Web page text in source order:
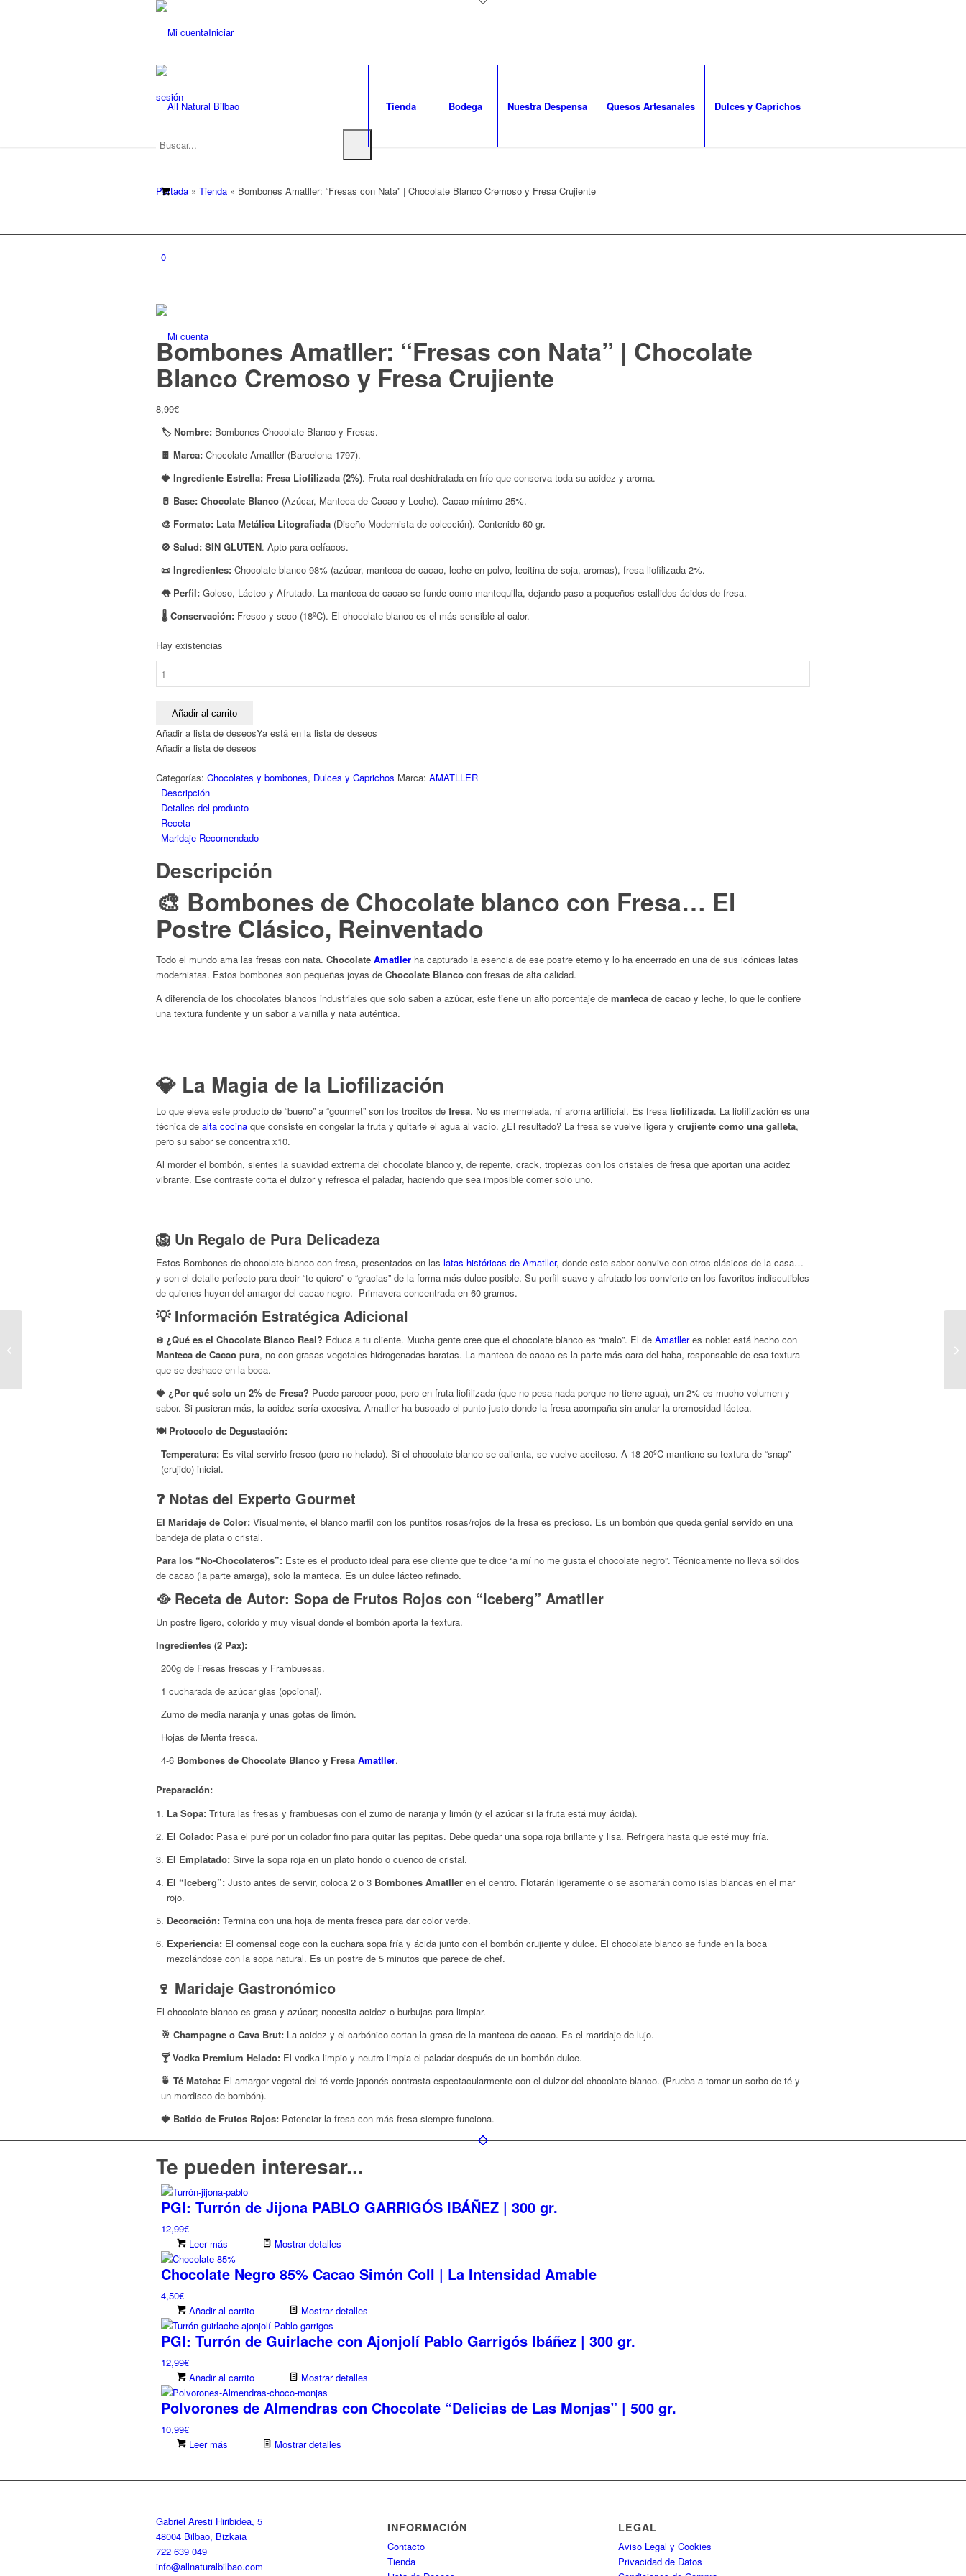
Iniciar
sesión
0
Tienda Bodega Nuestra Despensa Quesos Artesanales Dulces y Caprichos
Portada » Tienda » Bombones Amatller: “Fresas con Nata” | Chocolate Blanco Cremoso y Fresa Crujiente
Bombones Amatller: “Fresas con Nata” | Chocolate
Blanco Cremoso y Fresa Crujiente
8,99€
🏷️ Nombre: Bombones Chocolate Blanco y Fresas.
🍫 Marca: Chocolate Amatller (Barcelona 1797).
🍓 Ingrediente Estrella: Fresa Liofilizada (2%). Fruta real deshidratada en frío que conserva toda su acidez y aroma.
🥛 Base: Chocolate Blanco (Azúcar, Manteca de Cacao y Leche). Cacao mínimo 25%.
🎨 Formato: Lata Metálica Litografiada (Diseño Modernista de colección). Contenido 60 gr.
🚫 Salud: SIN GLUTEN. Apto para celíacos.
📜 Ingredientes: Chocolate blanco 98% (azúcar, manteca de cacao, leche en polvo, lecitina de soja, aromas), fresa liofilizada 2%.
👅 Perfil: Goloso, Lácteo y Afrutado. La manteca de cacao se funde como mantequilla, dejando paso a pequeños estallidos ácidos de fresa.
🌡️ Conservación: Fresco y seco (18ºC). El chocolate blanco es el más sensible al calor.
Hay existencias
Nata"
Blanco
Cremoso
Fresa
Crujiente
Añadir al carrito
Añadir a lista de deseosYa está en la lista de deseos
Añadir a lista de deseos
Categorías: Chocolates y bombones, Dulces y Caprichos Marca: AMATLLER
Descripción
Detalles del producto
Receta
Maridaje Recomendado
Descripción
🎨 Bombones de Chocolate blanco con Fresa… El
Postre Clásico, Reinventado
Todo el mundo ama las fresas con nata. Chocolate Amatller ha capturado la esencia de ese postre eterno y lo ha encerrado en una de sus icónicas latas
modernistas. Estos bombones son pequeñas joyas de Chocolate Blanco con fresas de alta calidad.
A diferencia de los chocolates blancos industriales que solo saben a azúcar, este tiene un alto porcentaje de manteca de cacao y leche, lo que le confiere
una textura fundente y un sabor a vainilla y nata auténtica.
💎 La Magia de la Liofilización
Lo que eleva este producto de “bueno” a “gourmet” son los trocitos de fresa. No es mermelada, ni aroma artificial. Es fresa liofilizada. La liofilización es una
técnica de alta cocina que consiste en congelar la fruta y quitarle el agua al vacío. ¿El resultado? La fresa se vuelve ligera y crujiente como una galleta,
pero su sabor se concentra x10.
Al morder el bombón, sientes la suavidad extrema del chocolate blanco y, de repente, crack, tropiezas con los cristales de fresa que aportan una acidez
vibrante. Ese contraste corta el dulzor y refresca el paladar, haciendo que sea imposible comer solo uno.
🦁 Un Regalo de Pura Delicadeza
Estos Bombones de chocolate blanco con fresa, presentados en las latas históricas de Amatller, donde este sabor convive con otros clásicos de la casa…
y son el detalle perfecto para decir “te quiero” o “gracias” de la forma más dulce posible. Su perfil suave y afrutado los convierte en los favoritos indiscutibles
de quienes huyen del amargor del cacao negro. Primavera concentrada en 60 gramos.
💡 Información Estratégica Adicional
❄️ ¿Qué es el Chocolate Blanco Real? Educa a tu cliente. Mucha gente cree que el chocolate blanco es “malo”. El de Amatlleres noble: está hecho con
Manteca de Cacao pura, no con grasas vegetales hidrogenadas baratas. La manteca de cacao es la parte más cara del haba, responsable de esa textura
que se deshace en la boca.
🍓 ¿Por qué solo un 2% de Fresa? Puede parecer poco, pero en fruta liofilizada (que no pesa nada porque no tiene agua), un 2% es mucho volumen y
sabor. Si pusieran más, la acidez sería excesiva. Amatller ha buscado el punto justo donde la fresa acompaña sin anular la cremosidad láctea.
🍽️ Protocolo de Degustación:
Temperatura: Es vital servirlo fresco (pero no helado). Si el chocolate blanco se calienta, se vuelve aceitoso. A 18-20ºC mantiene su textura de “snap”
(crujido) inicial.
❓ Notas del Experto Gourmet
El Maridaje de Color: Visualmente, el blanco marfil con los puntitos rosas/rojos de la fresa es precioso. Es un bombón que queda genial servido en una
bandeja de plata o cristal.
Para los “No-Chocolateros”: Este es el producto ideal para ese cliente que te dice “a mí no me gusta el chocolate negro”. Técnicamente no lleva sólidos
de cacao (la parte amarga), solo la manteca. Es un dulce lácteo refinado.
🥘 Receta de Autor: Sopa de Frutos Rojos con “Iceberg” Amatller
Un postre ligero, colorido y muy visual donde el bombón aporta la textura.
Ingredientes (2 Pax):
200g de Fresas frescas y Frambuesas.
1 cucharada de azúcar glas (opcional).
Zumo de media naranja y unas gotas de limón.
Hojas de Menta fresca.
4-6 Bombones de Chocolate Blanco y Fresa Amatller.
Preparación:
La Sopa: Tritura las fresas y frambuesas con el zumo de naranja y limón (y el azúcar si la fruta está muy ácida).
El Colado: Pasa el puré por un colador fino para quitar las pepitas. Debe quedar una sopa roja brillante y lisa. Refrigera hasta que esté muy fría.
El Emplatado: Sirve la sopa roja en un plato hondo o cuenco de cristal.
El “Iceberg”: Justo antes de servir, coloca 2 o 3 Bombones Amatller en el centro. Flotarán ligeramente o se asomarán como islas blancas en el mar
rojo.
Decoración: Termina con una hoja de menta fresca para dar color verde.
Experiencia: El comensal coge con la cuchara sopa fría y ácida junto con el bombón crujiente y dulce. El chocolate blanco se funde en la boca
mezclándose con la sopa natural. Es un postre de 5 minutos que parece de chef.
🍷 Maridaje Gastronómico
El chocolate blanco es grasa y azúcar; necesita acidez o burbujas para limpiar.
🥂 Champagne o Cava Brut: La acidez y el carbónico cortan la grasa de la manteca de cacao. Es el maridaje de lujo.
🍸 Vodka Premium Helado: El vodka limpio y neutro limpia el paladar después de un bombón dulce.
🍵 Té Matcha: El amargor vegetal del té verde japonés contrasta espectacularmente con el dulzor del chocolate blanco. (Prueba a tomar un sorbo de té y
un mordisco de bombón).
🍓 Batido de Frutos Rojos: Potenciar la fresa con más fresa siempre funciona.
Te pueden interesar...
PGI: Turrón de Jijona PABLO GARRIGÓS IBÁÑEZ | 300 gr.
12,99€
Leer más
Mostrar detalles
Chocolate Negro 85% Cacao Simón Coll | La Intensidad Amable
4,50€
Añadir al carrito
Mostrar detalles
PGI: Turrón de Guirlache con Ajonjolí Pablo Garrigós Ibáñez | 300 gr.
12,99€
Añadir al carrito
Mostrar detalles
Polvorones de Almendras con Chocolate “Delicias de Las Monjas” | 500 gr.
10,99€
Leer más
Mostrar detalles
Gabriel Aresti Hiribidea, 5
48004 Bilbao, Bizkaia
722 639 049
info@allnaturalbilbao.com
INFORMACIÓN
Contacto
Tienda
LEGAL
Aviso Legal y Cookies
Privacidad de Datos